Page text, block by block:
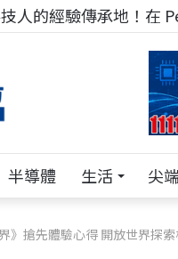
人的經驗傳承地！在
半導體 生活 尖端
》搶先體驗心得 開放世界探